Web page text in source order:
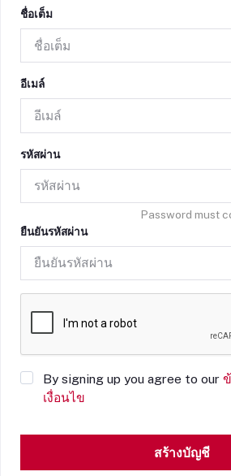
ชื่อเต็ม
อีเมล์
รหัสผ่าน
Password must
ยืนยันรหัสผ่าน
By signing up you agree to our
เงื่อนไข
สร้างบัญชี